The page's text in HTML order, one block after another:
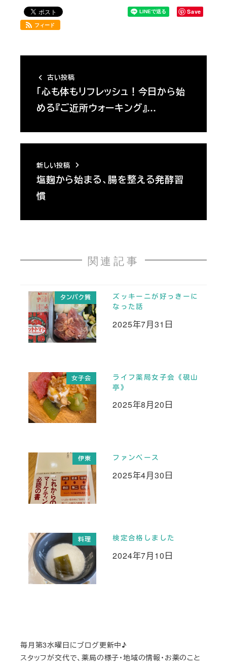
Save
フィード
古い投稿
「心も体もリフレッシュ！今日から始
める『ご近所ウォーキング』…
新しい投稿
塩麹から始まる、腸を整える発酵習
慣
関連記事
タンパク質
ズッキーニが好っきーに
なった話
投稿日
2025年7月31日
女子会
ライフ薬局女子会《硯山
亭》
投稿日
2025年8月20日
伊東 ファンベース
投稿日
2025年4月30日
料理 検定合格しました
投稿日
2024年7月10日
毎月第3水曜日にブログ更新中♪
スタッフが交代で、薬局の様子・地域の情報・お薬のこと